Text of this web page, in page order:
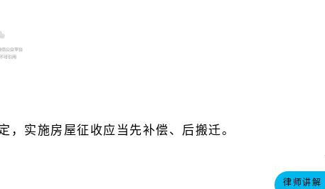
实施房屋征收应当先补偿、后搬迁。
律师讲解